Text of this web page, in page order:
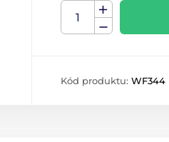
Kód produktu: WF344